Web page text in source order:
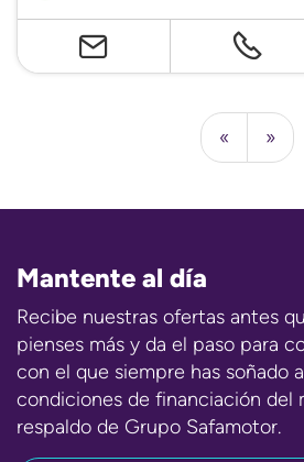
« »
Mantente al día
Recibe nuestras ofertas antes
pienses más y da el paso para
con el que siempre has soñado
condiciones de financiación del
respaldo de Grupo Safamotor.